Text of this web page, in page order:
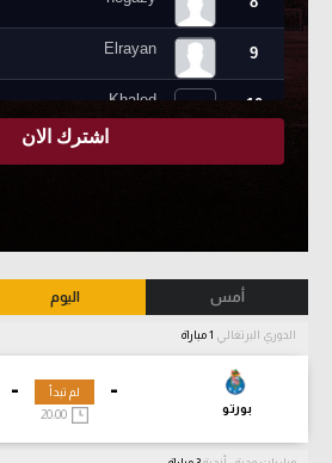
أمس اليوم
الدوري البرتغالي
-
بورتو
- لم تبدأ